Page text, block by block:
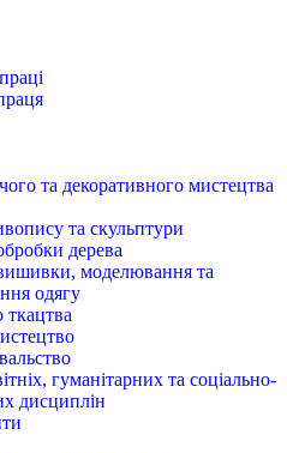
та декоративного мистецтва
та скульптури
дерева
моделювання та
одягу
гуманітарних та соціально-
дисциплін